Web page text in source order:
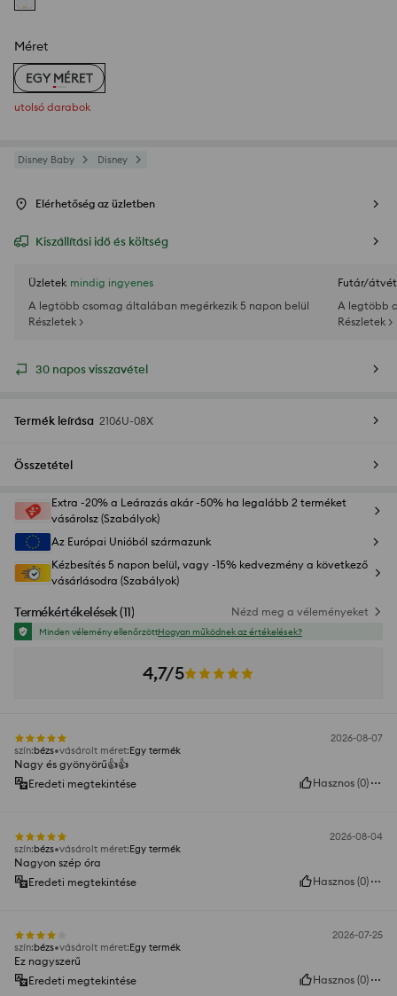
Méret
EGY MÉRET
utolsó darabok
Disney Baby Disney
Elérhetőség az üzletben
Kiszállítási idő és költség
Üzletek mindig ingyenes
A legtöbb csomag általában megérkezik 5 napon belül
Részletek >
Futár/
A legtöbb
Részletek >
30 napos visszavétel
Termék leírása 2106U-08X
Összetétel
Extra -20% a Leárazás akár -50% ha legalább 2 terméket
vásárolsz (Szabályok)
Az Európai Unióból származunk
Kézbesítés 5 napon belül, vagy -15% kedvezmény a következő
vásárlásodra (Szabályok)
Termékértékelések(11) Nézd meg a véleményeket
Minden vélemény ellenőrzöttHogyan működnek az értékelések?
4,7/5
2026-08-07
szín:bézs vásárolt méret:Egy termék
Nagy és gyönyörű👍️👍️
Eredeti megtekintése
Hasznos (0)
2026-08-04
szín:bézs vásárolt méret:Egy termék
Nagyon szép óra
Eredeti megtekintése
Hasznos (0)
2026-07-25
szín:bézs vásárolt méret:Egy termék
Ez nagyszerű
Eredeti megtekintése
Hasznos (0)